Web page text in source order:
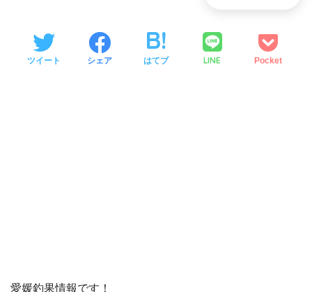
ツイート シェア はてブ LINE Pocket
愛媛釣果情報です！